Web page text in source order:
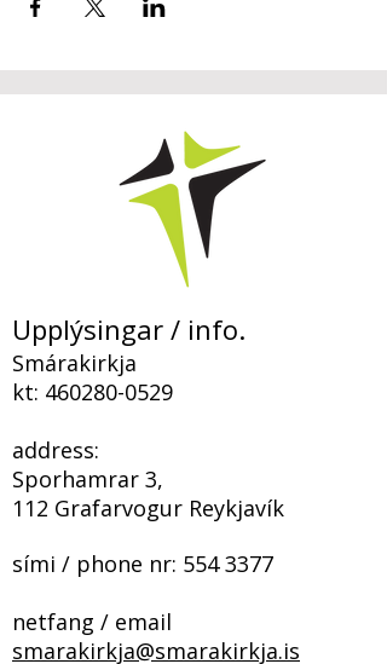
Upplýsingar / info.
Smárakirkja
kt: 460280-0529
address:
Sporhamrar 3,
112 Grafarvogur Reykjavík
sími / phone nr: 554 3377
netfang / email
smarakirkja@smarakirkja.is